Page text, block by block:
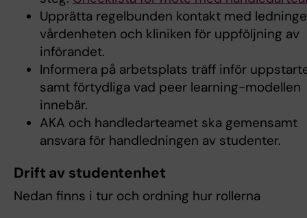
Upprätta regelbunden kontakt med
vårdenheten och kliniken för uppföljning av
införandet.
Informera på arbetsplats träff inför
samt förtydliga vad peer learning-modellen
innebär.
AKA och handledarteamet ska gemensamt
ansvara för handledningen av studenter.
Drift av studentenhet
Nedan finns i tur och ordning hur rollerna